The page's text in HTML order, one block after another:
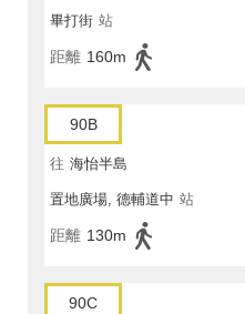
畢打街 站
距離 160m
90B
往 海怡半島
置地廣場, 德輔道中 站
距離 130m
90C